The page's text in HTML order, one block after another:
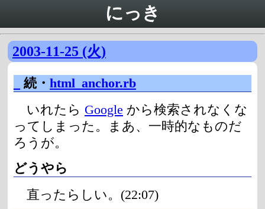
にっき
2003-11-25 (火)
続・ html_anchor.rb
いれたら Google から検索されなくな
ってしまった。まあ、一時的なものだ
ろうが。
どうやら
直ったらしい。(22:07)